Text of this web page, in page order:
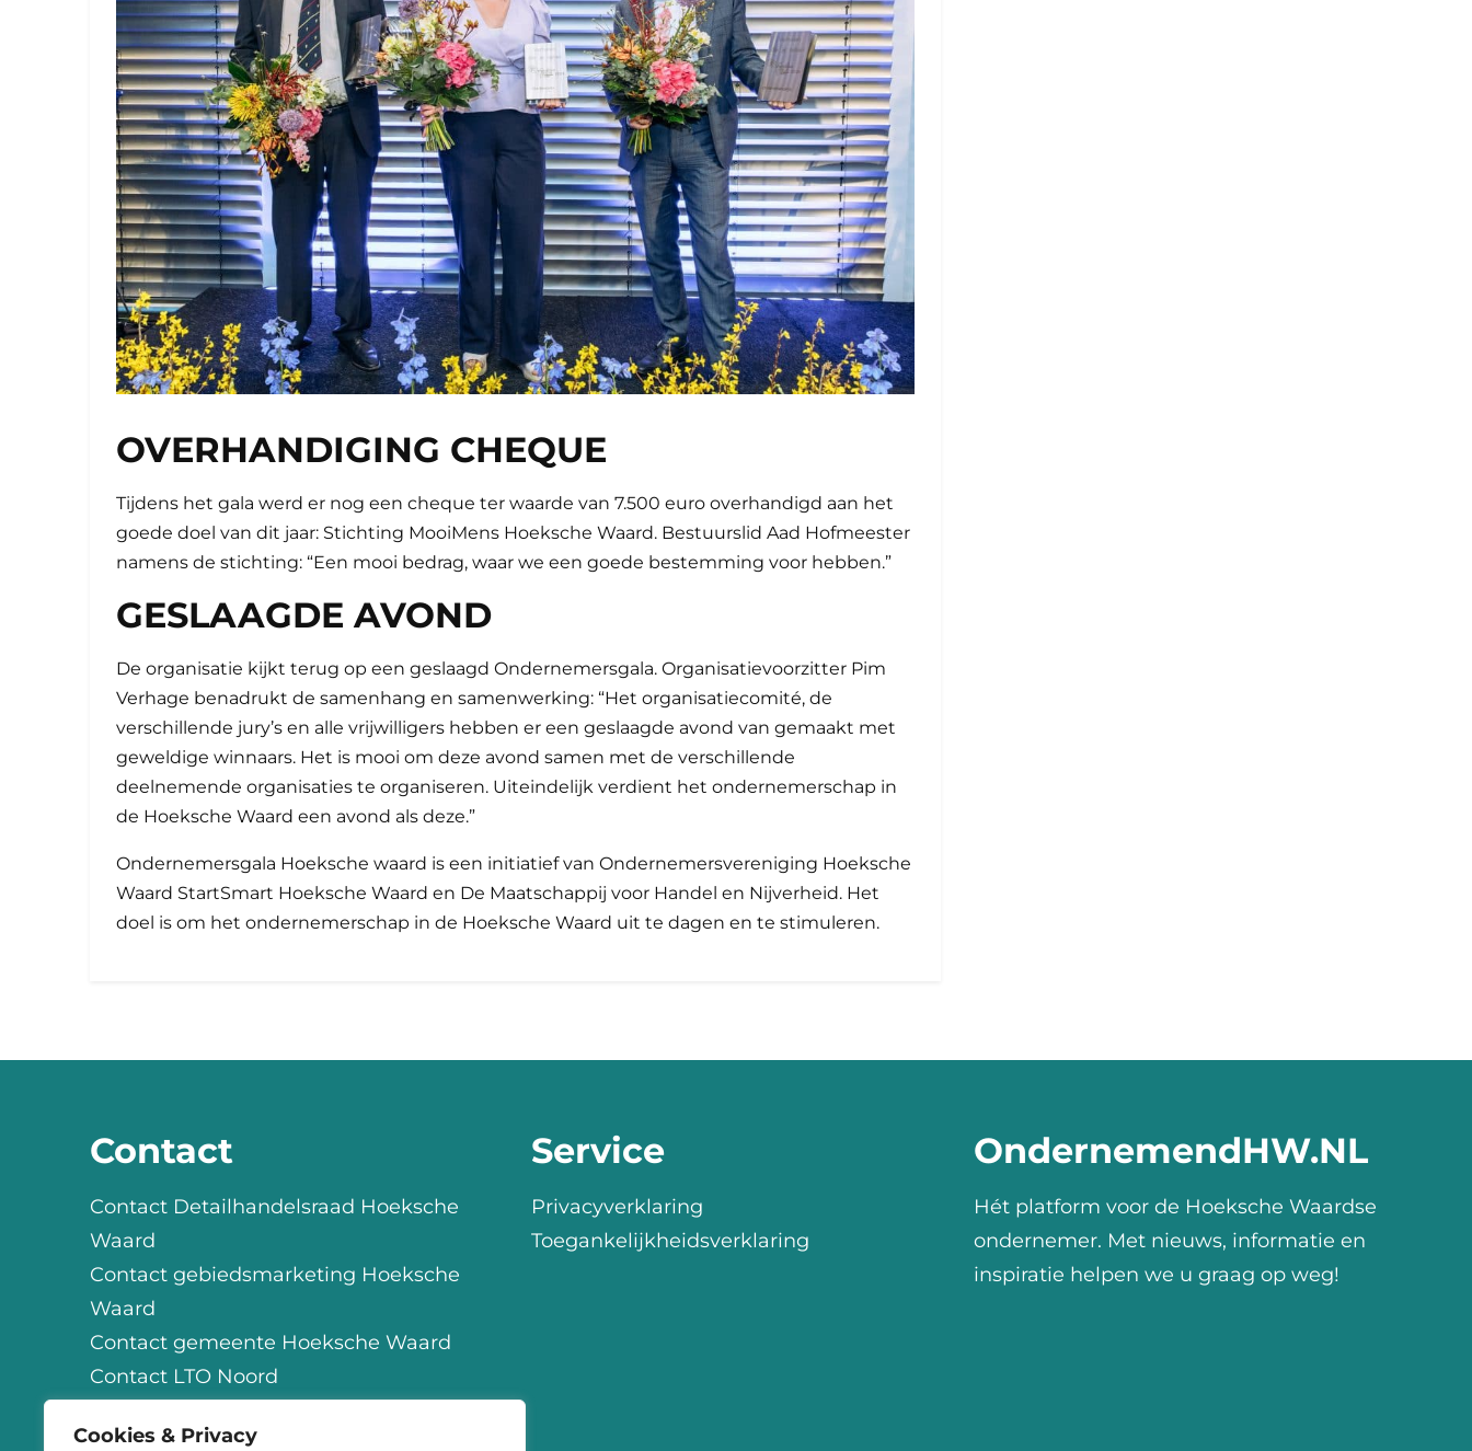
Cookies & Privacy
OVERHANDIGING CHEQUE
Tijdens het gala werd er nog een cheque ter waarde van 7.500 euro overhandigd aan het
goede doel van dit jaar: Stichting MooiMens Hoeksche Waard. Bestuurslid Aad Hofmeester
namens de stichting: “Een mooi bedrag, waar we een goede bestemming voor hebben.”
GESLAAGDE AVOND
De organisatie kijkt terug op een geslaagd Ondernemersgala. Organisatievoorzitter Pim
Verhage benadrukt de samenhang en samenwerking: “Het organisatiecomité, de
verschillende jury’s en alle vrijwilligers hebben er een geslaagde avond van gemaakt met
geweldige winnaars. Het is mooi om deze avond samen met de verschillende
deelnemende organisaties te organiseren. Uiteindelijk verdient het ondernemerschap in
de Hoeksche Waard een avond als deze.”
Ondernemersgala Hoeksche waard is een initiatief van Ondernemersvereniging Hoeksche
Waard StartSmart Hoeksche Waard en De Maatschappij voor Handel en Nijverheid. Het
doel is om het ondernemerschap in de Hoeksche Waard uit te dagen en te stimuleren.
Contact
Contact Detailhandelsraad Hoeksche
Waard
Contact gebiedsmarketing Hoeksche
Waard
Contact gemeente Hoeksche Waard
Contact LTO Noord
Contact StartSmart
Service
Privacyverklaring
Toegankelijkheidsverklaring
OndernemendHW.NL
Hét platform voor de Hoeksche Waardse
ondernemer. Met nieuws, informatie en
inspiratie helpen we u graag op weg!